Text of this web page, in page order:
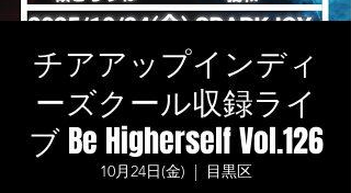
チアアップインディ
ーズクール収録ライ
ブ Be Higherself Vol.126
10月24日(金)
  |
目黒区